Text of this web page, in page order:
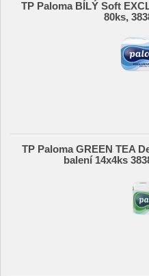
TP Paloma BÍLÝ Soft
80ks,
TP Paloma GREEN TEA
balení 14x4ks